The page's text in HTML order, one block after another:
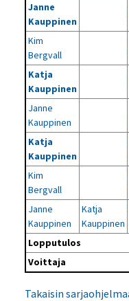
Janne
Kauppinen
Kim
Bergvall
Katja
Kauppinen
Janne
Kauppinen
Katja
Kauppinen
Kim
Bergvall
Janne
Kauppinen
Katja
Kauppinen
Lopputulos
Voittaja
Takaisin